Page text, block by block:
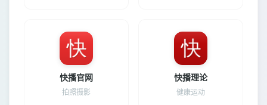
快播官网
拍照摄影
快播理论
健康运动